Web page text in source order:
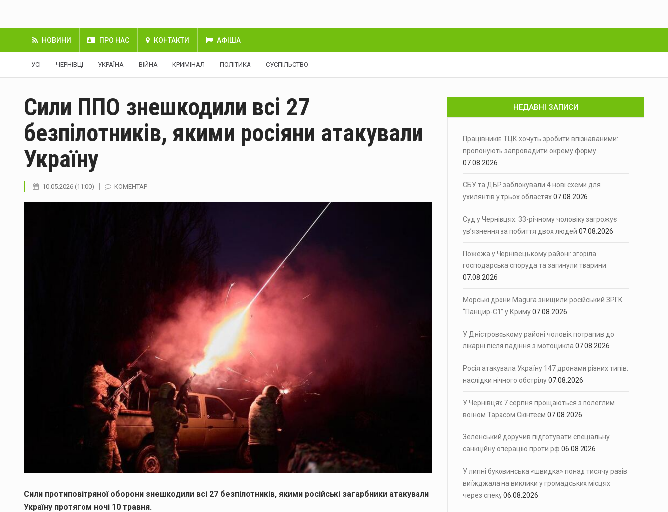
НОВИНИ ПРО НАС КОНТАКТИ АФІША
УСІ ЧЕРНІВЦІ УКРАЇНА ВІЙНА КРИМІНАЛ ПОЛІТИКА СУСПІЛЬСТВО
Сили ППО знешкодили всі 27
безпілотників, якими росіяни атакували
Україну
10.05.2026 (11:00) КОМЕНТАР
Сили протиповітряної оборони знешкодили всі 27 безпілотників, якими російські загарбники атакували
Україну протягом ночі 10 травня.
НЕДАВНІ ЗАПИСИ
Працівників ТЦК хочуть зробити впізнаваними:
пропонують запровадити окрему форму
07.08.2026
СБУ та ДБР заблокували 4 нові схеми для
ухилянтів у трьох областях07.08.2026
Суд у Чернівцях: 33-річному чоловіку загрожує
ув’язнення за побиття двох людей 07.08.2026
Пожежа у Чернівецькому районі: згоріла
господарська споруда та загинули тварини
07.08.2026
Морські дрони Magura знищили російський ЗРГК
“Панцир-С1” у Криму07.08.2026
У Дністровському районі чоловік потрапив до
лікарні після падіння з мотоцикла 07.08.2026
Росія атакувала Україну 147 дронами різних типів:
наслідки нічного обстрілу07.08.2026
У Чернівцях 7 серпня прощаються з полеглим
воїном Тарасом Скінтеєм 07.08.2026
Зеленський доручив підготувати спеціальну
санкційну операцію проти рф 06.08.2026
У липні буковинська «швидка» понад тисячу разів
виїжджала на виклики у громадських місцях
через спеку06.08.2026